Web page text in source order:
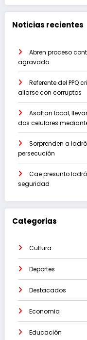
Noticias recientes
Abren proceso
agravado
Referente del PPQ
aliarse con corruptos
Asaltan local,
dos celulares
Sorprenden a
persecución
Cae presunto
seguridad
Categorias
Cultura
Deportes
Destacados
Economia
Educación